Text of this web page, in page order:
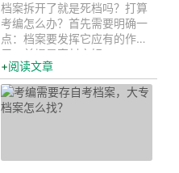
档案拆开了就是死档吗？打算
考编怎么办？首先需要明确一
点：档案要发挥它应有的作
用，前提是密封完好，...
阅读文章